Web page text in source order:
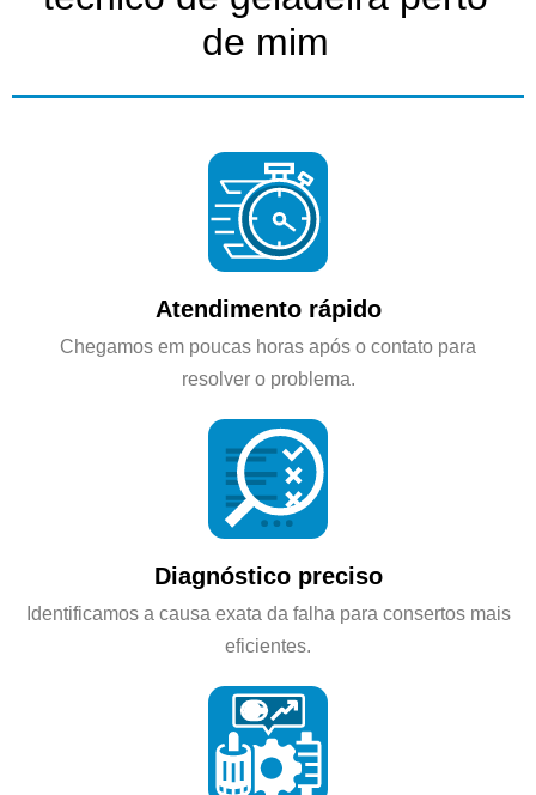
de mim
Atendimento rápido
Chegamos em poucas horas após o contato para
resolver o problema.
Diagnóstico preciso
Identificamos a causa exata da falha para consertos mais
eficientes.